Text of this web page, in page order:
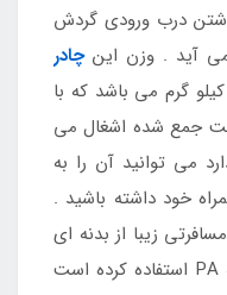
درب ورودی گردش
آید . وزن اینچادر
بسیار سبک و بالغ بر 1.5 کیلو گرم می باشد که با
جمع شده اشغال می
می توانید آن را به
خود داشته باشید .
زیبا از بدنه ای
با متریال پلی استخر همراه با رویه PA استفاده کرده است